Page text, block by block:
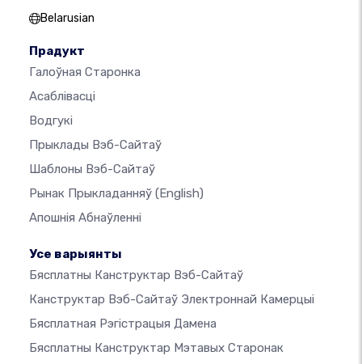
Belarusian
Прадукт
Галоўная Старонка
Асаблівасці
Водгукі
Прыклады Вэб-Сайтаў
Шаблоны Вэб-Сайтаў
Рынак Прыкладанняў (English)
Апошнія Абнаўленні
Усе варыянты
Бясплатны Канструктар Вэб-Сайтаў
Канструктар Вэб-Сайтаў Электроннай Камерцыі
Бясплатная Рэгістрацыя Дамена
Бясплатны Канструктар Мэтавых Старонак